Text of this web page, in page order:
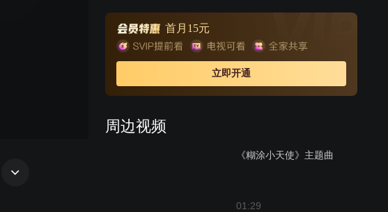
连；小科员傅民一直在做着仕途梦，一个科长的位置让他
茶饭不香，而老乡小翠姑娘的锲而不舍的死缠烂打让他既
得意又苦恼；家道殷实的东东则是一个无所事事的“啃老
族”，因为什么都不缺所以感觉自己的日子乏味的空无内
容，追求爱情屡试不成，唯一的爱好是嚷嚷着要当偶像级
被彻底改变了……
首月15元
立即开通
周边视频
《糊涂小天使》主题曲
01:29